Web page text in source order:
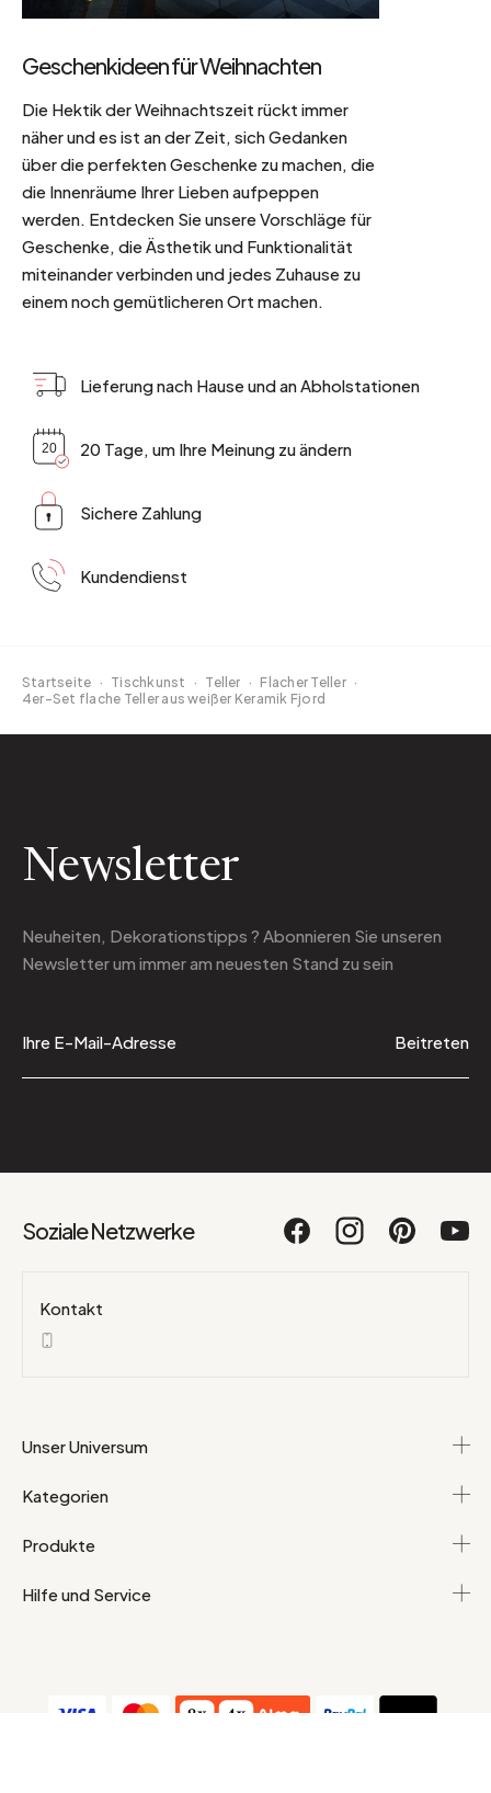
Geschenkideen für Weihnachten
Die Hektik der Weihnachtszeit rückt immer
näher und es ist an der Zeit, sich Gedanken
über die perfekten Geschenke zu machen, die
die Innenräume Ihrer Lieben aufpeppen
werden. Entdecken Sie unsere Vorschläge für
Geschenke, die Ästhetik und Funktionalität
miteinander verbinden und jedes Zuhause zu
einem noch gemütlicheren Ort machen.
Lieferung nach Hause und an Abholstationen
20 Tage, um Ihre Meinung zu ändern
Sichere Zahlung
Kundendienst
Startseite · Tischkunst · Teller · Flacher Teller ·
4er-Set flache Teller aus weißer Keramik Fjord
Newsletter
Neuheiten, Dekorationstipps ? Abonnieren Sie unseren
Newsletterum immer am neuesten Stand zu sein
Beitreten
Soziale Netzwerke
Kontakt
Unser Universum
Kategorien
Produkte
Hilfe und Service